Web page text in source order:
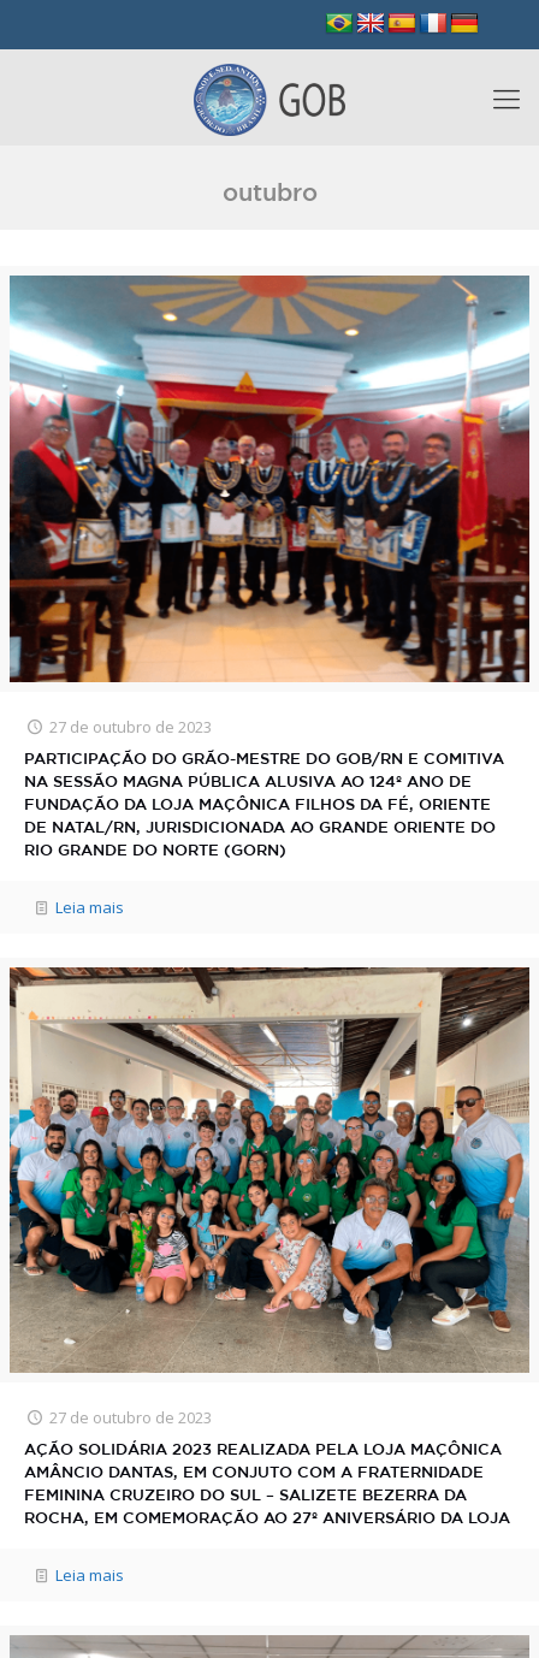
outubro
27 de outubro de 2023
PARTICIPAÇÃO DO GRÃO-MESTRE DO GOB/RN E COMITIVA
NA SESSÃO MAGNA PÚBLICA ALUSIVA AO 124º ANO DE
FUNDAÇÃO DA LOJA MAÇÔNICA FILHOS DA FÉ, ORIENTE
DE NATAL/RN, JURISDICIONADA AO GRANDE ORIENTE DO
RIO GRANDE DO NORTE (GORN)
Leia mais
27 de outubro de 2023
AÇÃO SOLIDÁRIA 2023 REALIZADA PELA LOJA MAÇÔNICA
AMÂNCIO DANTAS, EM CONJUTO COM A FRATERNIDADE
FEMININA CRUZEIRO DO SUL – SALIZETE BEZERRA DA
ROCHA, EM COMEMORAÇÃO AO 27º ANIVERSÁRIO DA LOJA
Leia mais